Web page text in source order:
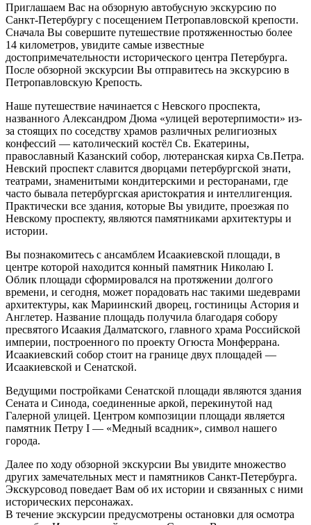
Приглашаем Вас на обзорную автобусную экскурсию по
Санкт-Петербургу с посещением Петропавловской крепости.
Сначала Вы совершите путешествие протяженностью более
14 километров, увидите самые известные
достопримечательности исторического центра Петербурга.
После обзорной экскурсии Вы отправитесь на экскурсию в
Петропавловскую Крепость.
Наше путешествие начинается с Невского проспекта,
названного Александром Дюма «улицей веротерпимости» из-
за стоящих по соседству храмов различных религиозных
конфессий — католический костёл Св. Екатерины,
православный Казанский собор, лютеранская кирха Св.Петра.
Невский проспект славится дворцами петербургской знати,
театрами, знаменитыми кондитерскими и ресторанами, где
часто бывала петербургская аристократия и интеллигенция.
Практически все здания, которые Вы увидите, проезжая по
Невскому проспекту, являются памятниками архитектуры и
истории.
Вы познакомитесь с ансамблем Исаакиевской площади, в
центре которой находится конный памятник Николаю I.
Облик площади сформировался на протяжении долгого
времени, и сегодня, может порадовать нас такими шедеврами
архитектуры, как Мариинский дворец, гостиницы Астория и
Англетер. Название площадь получила благодаря собору
пресвятого Исаакия Далматского, главного храма Российской
империи, построенного по проекту Огюста Монферрана.
Исаакиевский собор стоит на границе двух площадей —
Исаакиевской и Сенатской.
Ведущими постройками Сенатской площади являются здания
Сената и Синода, соединенные аркой, перекинутой над
Галерной улицей. Центром композиции площади является
памятник Петру I — «Медный всадник», символ нашего
города.
Далее по ходу обзорной экскурсии Вы увидите множество
других замечательных мест и памятников Санкт-Петербурга.
Экскурсовод поведает Вам об их истории и связанных с ними
исторических персонажах.
В течение экскурсии предусмотрены остановки для осмотра